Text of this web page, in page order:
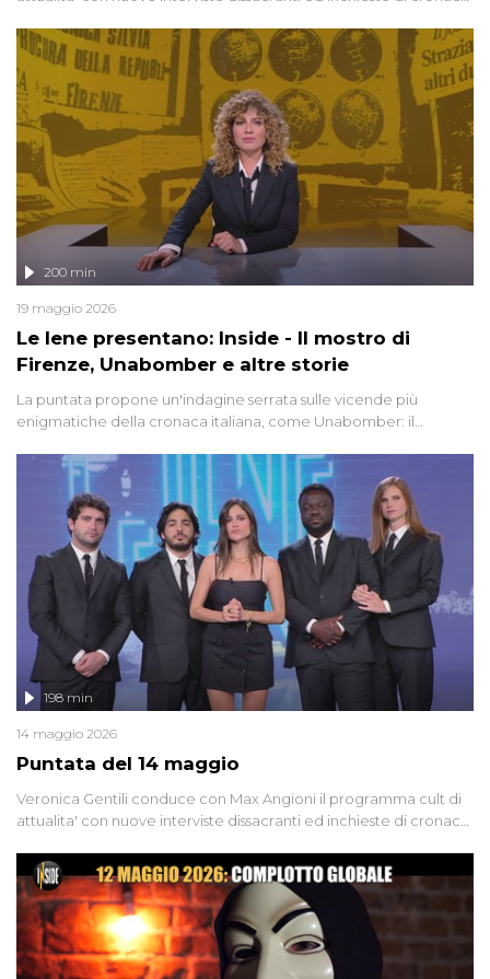
Le Iene presentano: Inside - Il mostro di
Firenze, Unabomber e altre storie
200 min
19 maggio 2026
La puntata propone un'indagine serrata sulle vicende più
enigmatiche della cronaca italiana, come Unabomber: il
'90 e il 2000 che, inquietantemente, potrebbe essere ancora in
libertà. Lo speciale affronta inoltre le zone d'ombra sul Mostro di
Firenze, le cui responsabilità appaiono ancora oggi avvolte in un
groviglio di dubbi mai chiariti. Nel corso dello speciale anche
l'intervista inedita a Olindo Romano, realizzata ne...
Puntata del 14 maggio
198 min
14 maggio 2026
Veronica Gentili conduce con Max Angioni il programma cult di
attualita' con nuove interviste dissacranti ed inchieste di cronaca